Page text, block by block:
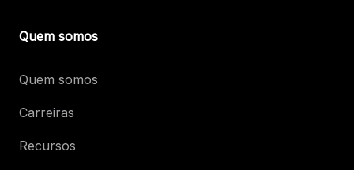
Quem somos
Quem somos
Carreiras
Recursos